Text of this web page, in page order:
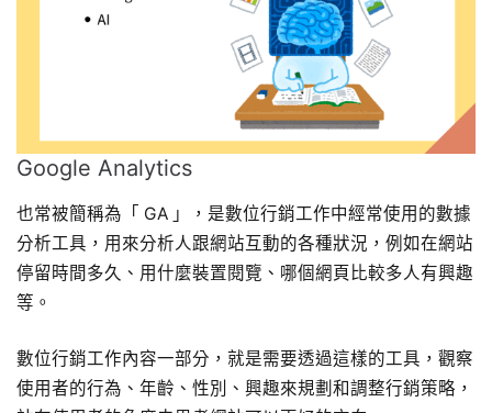
Google Analytics
也常被簡稱為「 GA 」，是數位行銷工作中經常使用的數據
分析工具，用來分析人跟網站互動的各種狀況，例如在網站
停留時間多久、用什麼裝置閱覽、哪個網頁比較多人有興趣
等。
數位行銷工作內容一部分，就是需要透過這樣的工具，觀察
使用者的行為、年齡、性別、興趣來規劃和調整行銷策略，